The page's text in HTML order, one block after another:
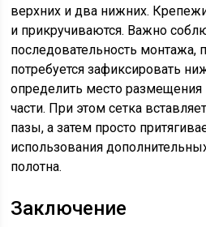
верхних и два нижних.
и прикручиваются. Важно
последовательность монтажа,
потребуется зафиксировать
определить место
части. При этом сетка
пазы, а затем просто
использования
полотна.
Заключение